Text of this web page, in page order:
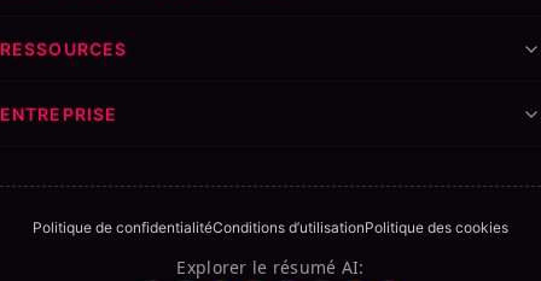
RESSOURCES
ENTREPRISE
Politique de confidentialitéConditions d’utilisationPolitique des cookies
Explorer le résumé AI: